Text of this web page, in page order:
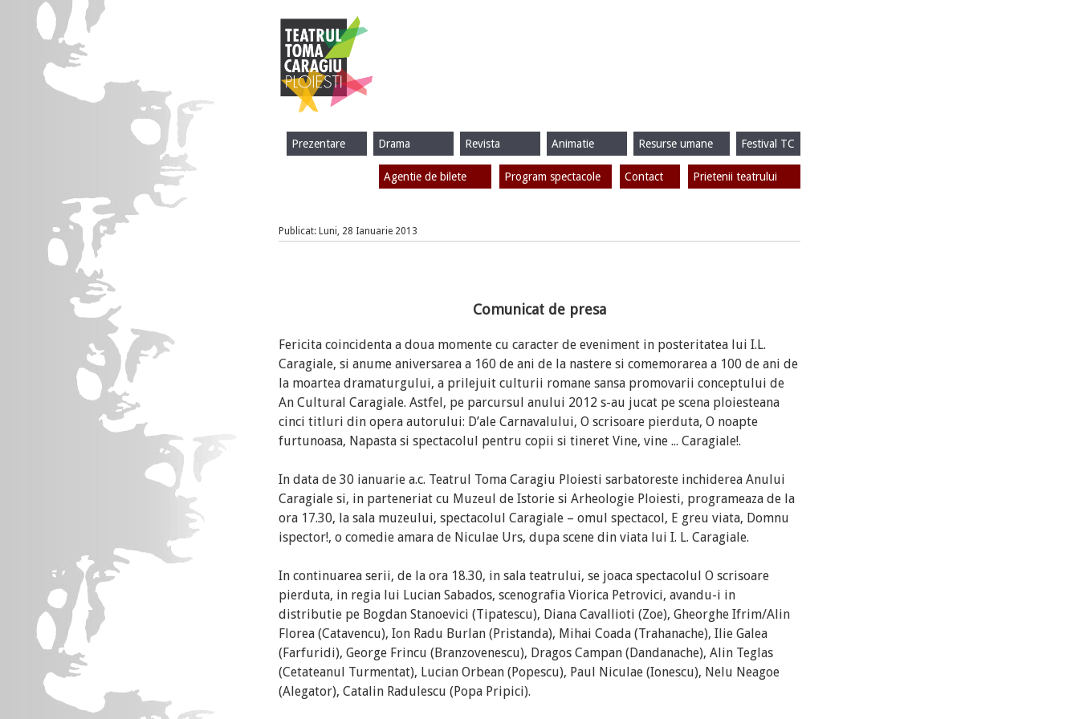
Festival TC
Resurse umane
Animatie
Revista
Drama
Prezentare
Prietenii teatrului
Contact
Program spectacole
Agentie de bilete
Publicat: Luni, 28 Ianuarie 2013
Comunicat de presa
Fericita coincidenta a doua momente cu caracter de eveniment in posteritatea lui I.L.
Caragiale, si anume aniversarea a 160 de ani de la nastere si comemorarea a 100 de ani de
la moartea dramaturgului, a prilejuit culturii romane sansa promovarii conceptului de
An Cultural Caragiale. Astfel, pe parcursul anului 2012 s-au jucat pe scena ploiesteana
cinci titluri din opera autorului: D’ale Carnavalului, O scrisoare pierduta, O noapte
furtunoasa, Napasta si spectacolul pentru copii si tineret Vine, vine ... Caragiale!.
In data de 30 ianuarie a.c. Teatrul Toma Caragiu Ploiesti sarbatoreste inchiderea Anului
Caragiale si, in parteneriat cu Muzeul de Istorie si Arheologie Ploiesti, programeaza de la
ora 17.30, la sala muzeului, spectacolul Caragiale – omul spectacol, E greu viata, Domnu
ispector!, o comedie amara de Niculae Urs, dupa scene din viata lui I. L. Caragiale.
In continuarea serii, de la ora 18.30, in sala teatrului, se joaca spectacolul O scrisoare
pierduta, in regia lui Lucian Sabados, scenografia Viorica Petrovici, avandu-i in
distributie pe Bogdan Stanoevici (Tipatescu), Diana Cavallioti (Zoe), Gheorghe Ifrim/Alin
Florea (Catavencu), Ion Radu Burlan (Pristanda), Mihai Coada (Trahanache), Ilie Galea
(Farfuridi), George Frincu (Branzovenescu), Dragos Campan (Dandanache), Alin Teglas
(Cetateanul Turmentat), Lucian Orbean (Popescu), Paul Niculae (Ionescu), Nelu Neagoe
(Alegator), Catalin Radulescu (Popa Pripici).